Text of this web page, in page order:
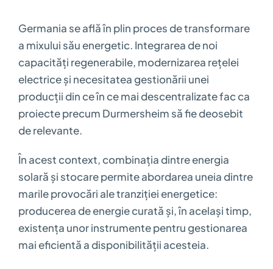
Germania se află în plin proces de transformare
a mixului său energetic. Integrarea de noi
capacități regenerabile, modernizarea rețelei
electrice și necesitatea gestionării unei
producții din ce în ce mai descentralizate fac ca
proiecte precum Durmersheim să fie deosebit
de relevante.
În acest context, combinația dintre energia
solară și stocare permite abordarea uneia dintre
marile provocări ale tranziției energetice:
producerea de energie curată și, în același timp,
existența unor instrumente pentru gestionarea
mai eficientă a disponibilității acesteia.